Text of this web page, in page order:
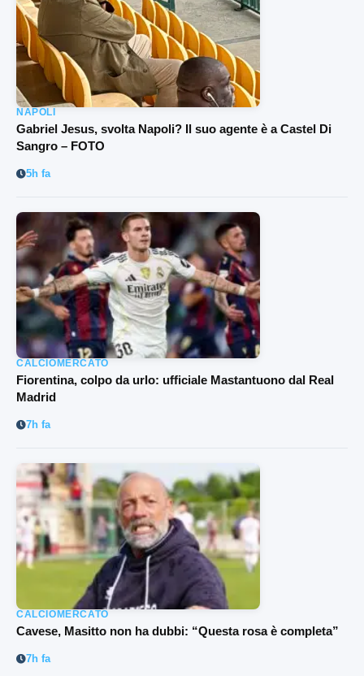
NAPOLI
Gabriel Jesus, svolta Napoli? Il suo agente è a Castel Di
Sangro – FOTO
5h fa
CALCIOMERCATO
Fiorentina, colpo da urlo: ufficiale Mastantuono dal Real
Madrid
7h fa
CALCIOMERCATO
Cavese, Masitto non ha dubbi: “Questa rosa è completa”
7h fa